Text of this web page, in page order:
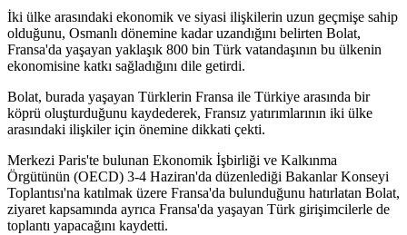
İki ülke arasındaki ekonomik ve siyasi ilişkilerin uzun geçmişe sahip
olduğunu, Osmanlı dönemine kadar uzandığını belirten Bolat,
Fransa'da yaşayan yaklaşık 800 bin Türk vatandaşının bu ülkenin
ekonomisine katkı sağladığını dile getirdi.
Bolat, burada yaşayan Türklerin Fransa ile Türkiye arasında bir
köprü oluşturduğunu kaydederek, Fransız yatırımlarının iki ülke
arasındaki ilişkiler için önemine dikkati çekti.
Merkezi Paris'te bulunan Ekonomik İşbirliği ve Kalkınma
Örgütünün (OECD) 3-4 Haziran'da düzenlediği Bakanlar Konseyi
Toplantısı'na katılmak üzere Fransa'da bulunduğunu hatırlatan Bolat,
ziyaret kapsamında ayrıca Fransa'da yaşayan Türk girişimcilerle de
toplantı yapacağını kaydetti.